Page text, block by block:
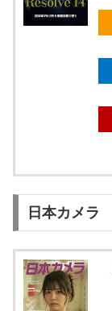
日本カメラ